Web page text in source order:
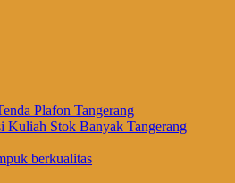
Plafon Tangerang
Kuliah Stok Banyak Tangerang
berkualitas